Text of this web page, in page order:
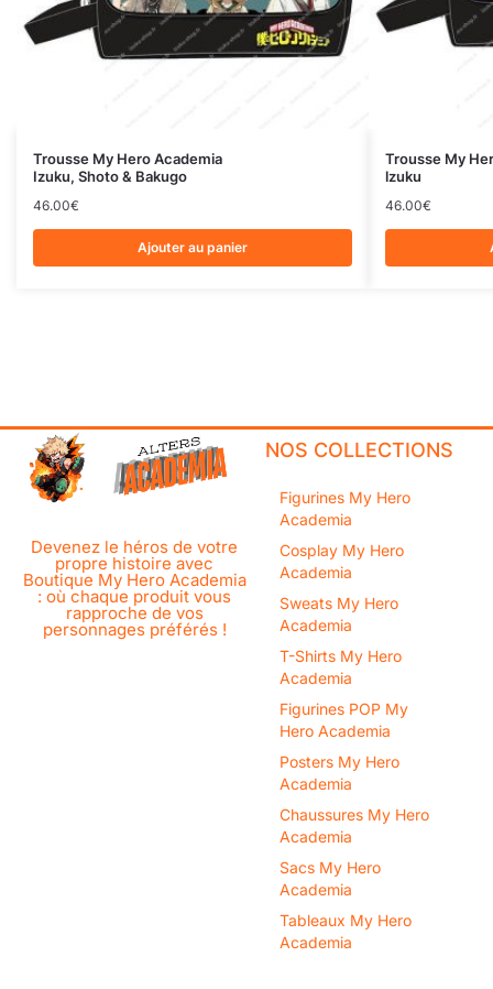
Trousse My Hero Academia
Izuku, Shoto & Bakugo
46.00€
Ajouter au panier
Trousse My
lzuku
46.00€
Devenez le héros de votre
propre histoire avec
Boutique My Hero Academia
: où chaque produit vous
rapproche de vos
personnages préférés !
NOS COLLECTIONS
Figurines My Hero
Academia
Cosplay My Hero
Academia
Sweats My Hero
Academia
T-Shirts My Hero
Academia
Figurines POP My
Hero Academia
Posters My Hero
Academia
Chaussures My Hero
Academia
Sacs My Hero
Academia
Tableaux My Hero
Academia